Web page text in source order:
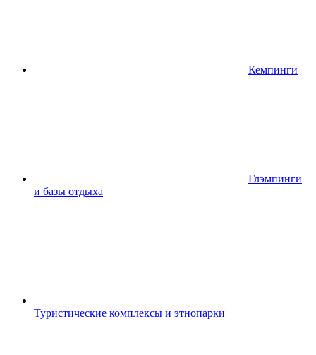
Кемпинги
Глэмпинги
и базы отдыха
Туристические комплексы и этнопарки